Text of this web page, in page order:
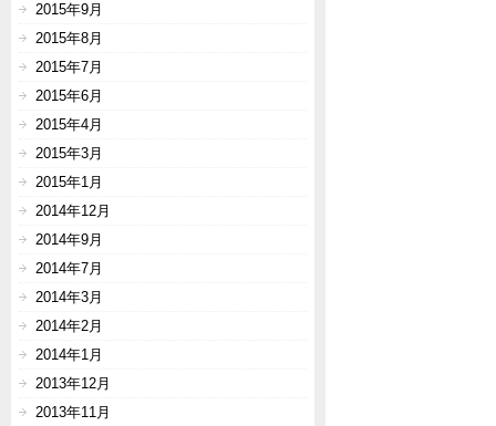
2015年9月
2015年8月
2015年7月
2015年6月
2015年4月
2015年3月
2015年1月
2014年12月
2014年9月
2014年7月
2014年3月
2014年2月
2014年1月
2013年12月
2013年11月